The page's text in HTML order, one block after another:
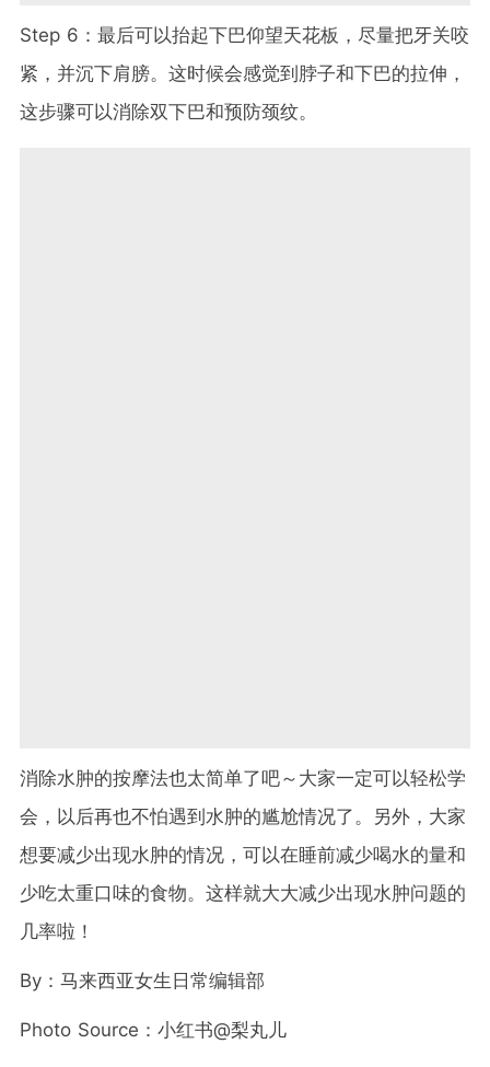
Step 6：最后可以抬起下巴仰望天花板，尽量把牙关咬
紧，并沉下肩膀。这时候会感觉到脖子和下巴的拉伸，
这步骤可以消除双下巴和预防颈纹。
消除水肿的按摩法也太简单了吧～大家一定可以轻松学
会，以后再也不怕遇到水肿的尴尬情况了。另外，大家
想要减少出现水肿的情况，可以在睡前减少喝水的量和
少吃太重口味的食物。这样就大大减少出现水肿问题的
几率啦！
By ：马来西亚女生日常编辑部
Photo Source ：小红书@梨丸儿